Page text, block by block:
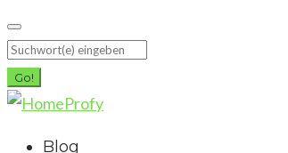
Skip
to
content
Search
for:
Go!
Blog